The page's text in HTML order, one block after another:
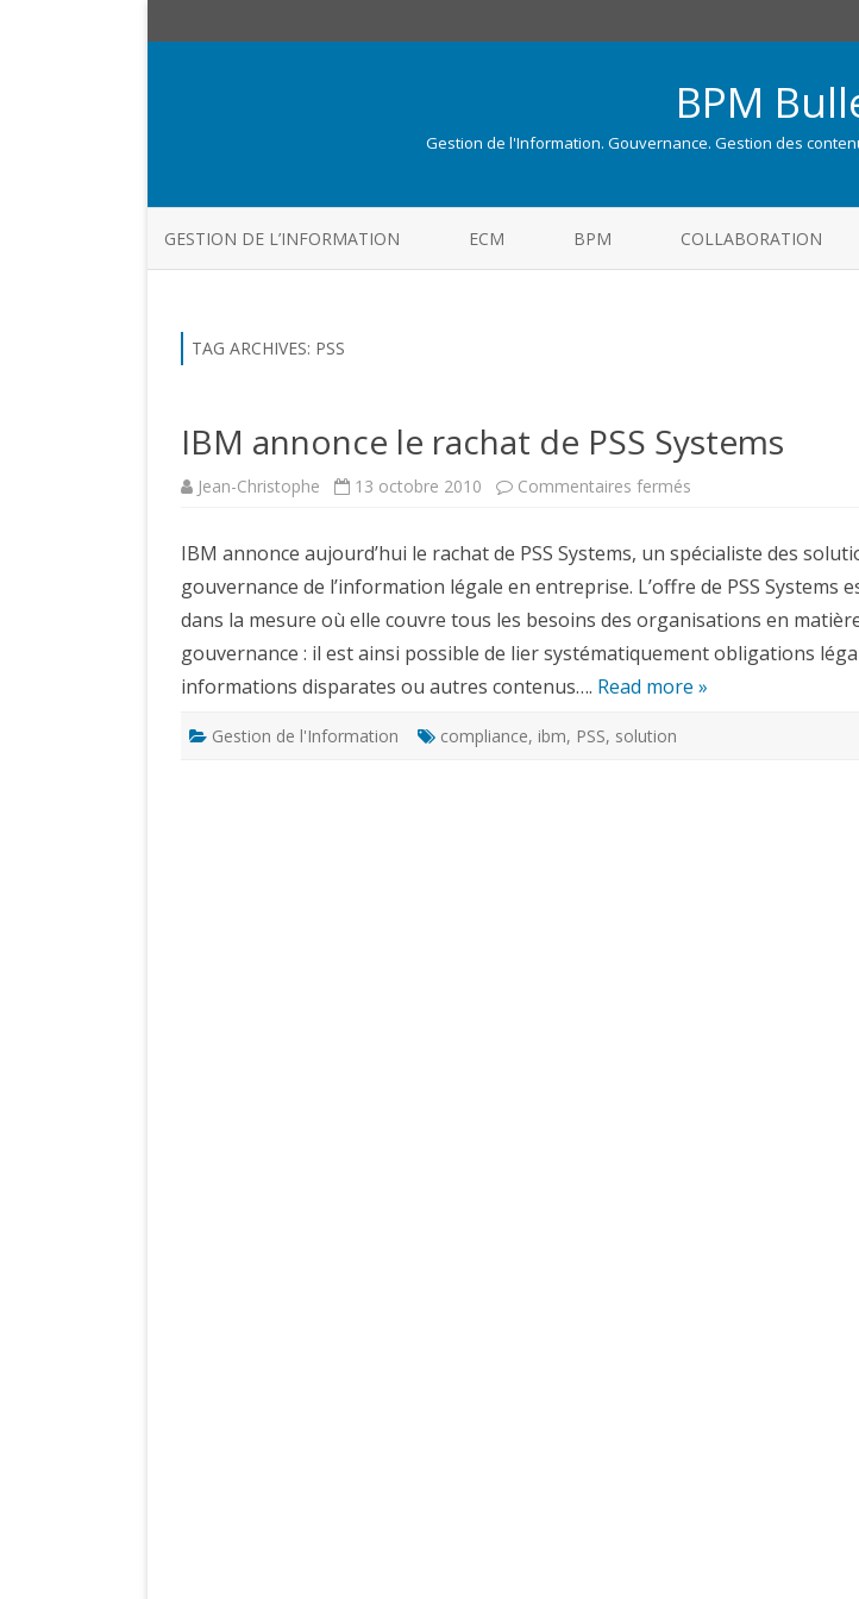
BPM
Gestion de l'Information. Gouvernance. Gestion des
to
GESTION DE L’INFORMATION ECM BPM COLLABORATION
TAG ARCHIVES: PSS
IBM annonce le rachat de PSS Systems
Jean-Christophe 13 octobre 2010 Commentaires fermés
rachat
de
PSS
Systems
IBM annonce aujourd’hui le rachat de PSS Systems, un spécialiste des
gouvernance de l’information légale en entreprise. L’offre de PSS Systems
dans la mesure où elle couvre tous les besoins des organisations en
gouvernance : il est ainsi possible de lier systématiquement obligations
informations disparates ou autres contenus…. Read more »
Gestion de l'Information compliance, ibm, PSS, solution